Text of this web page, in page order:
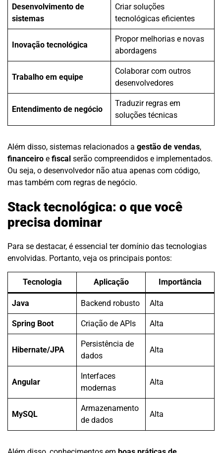
Desenvolvimento de
sistemas
Criar soluções
tecnológicas eficientes
Inovação tecnológica
Propor melhorias e novas
abordagens
Trabalho em equipe
Colaborar com outros
desenvolvedores
Entendimento de negócio
Traduzir regras em
soluções técnicas
Além disso, sistemas relacionados a gestão de vendas,
financeiro e fiscal serão compreendidos e implementados.
Ou seja, o desenvolvedor não atua apenas com código,
mas também com regras de negócio.
Stack tecnológica: o que você
precisa dominar
Para se destacar, é essencial ter domínio das tecnologias
envolvidas. Portanto, veja os principais pontos:
Tecnologia Aplicação Importância
Java Backend robusto Alta
Spring Boot Criação de APIs Alta
Hibernate/JPA
Persistência de
dados
Alta
Angular
Interfaces
modernas
Alta
MySQL
Armazenamento
de dados
Alta